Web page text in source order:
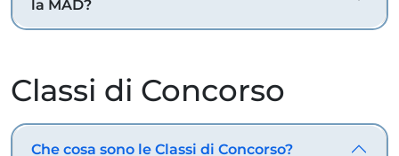
la MAD?
Classi di Concorso
Che cosa sono le Classi di Concorso?